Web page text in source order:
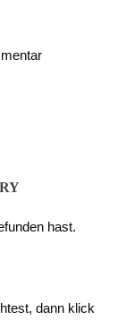
hast.
dann klick